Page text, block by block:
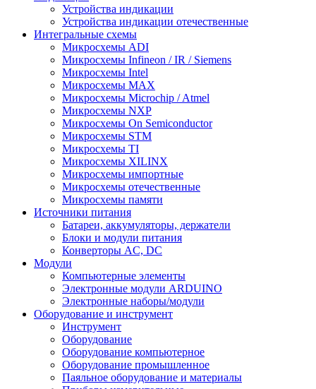
Устройства индикации
Устройства индикации отечественные
Интегральные схемы
Микросхемы ADI
Микросхемы Infineon / IR / Siemens
Микросхемы Intel
Микросхемы MAX
Микросхемы Microchip / Atmel
Микросхемы NXP
Микросхемы On Semiconductor
Микросхемы STM
Микросхемы TI
Микросхемы XILINX
Микросхемы импортные
Микросхемы отечественные
Микросхемы памяти
Источники питания
Батареи, аккумуляторы, держатели
Блоки и модули питания
Конверторы AC, DC
Модули
Компьютерные элементы
Электронные модули ARDUINO
Электронные наборы/модули
Оборудование и инструмент
Инструмент
Оборудование
Оборудование компьютерное
Оборудование промышленное
Паяльное оборудование и материалы